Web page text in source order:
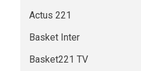
Actus 221
Basket Inter
Basket221 TV